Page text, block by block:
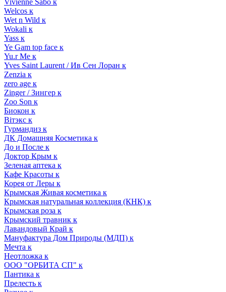
Vivienne Sabo к
Welcos к
Wet n Wild к
Wokali к
Yass к
Ye Gam top face к
Yu.r Me к
Yves Saint Laurent / Ив Сен Лоран к
Zenzia к
zero age к
Zinger / Зингер к
Zoo Son к
Биокон к
Вiтэкс к
Гурмандиз к
ДК Домашняя Косметика к
До и После к
Доктор Крым к
Зеленая аптека к
Кафе Красоты к
Корея от Леры к
Крымская Живая косметика к
Крымская натуральная коллекция (КНК) к
Крымская роза к
Крымский травник к
Лавандовый Край к
Мануфактура Дом Природы (МДП) к
Мечта к
Неотложка к
ООО "ОРБИТА СП" к
Пантика к
Прелесть к